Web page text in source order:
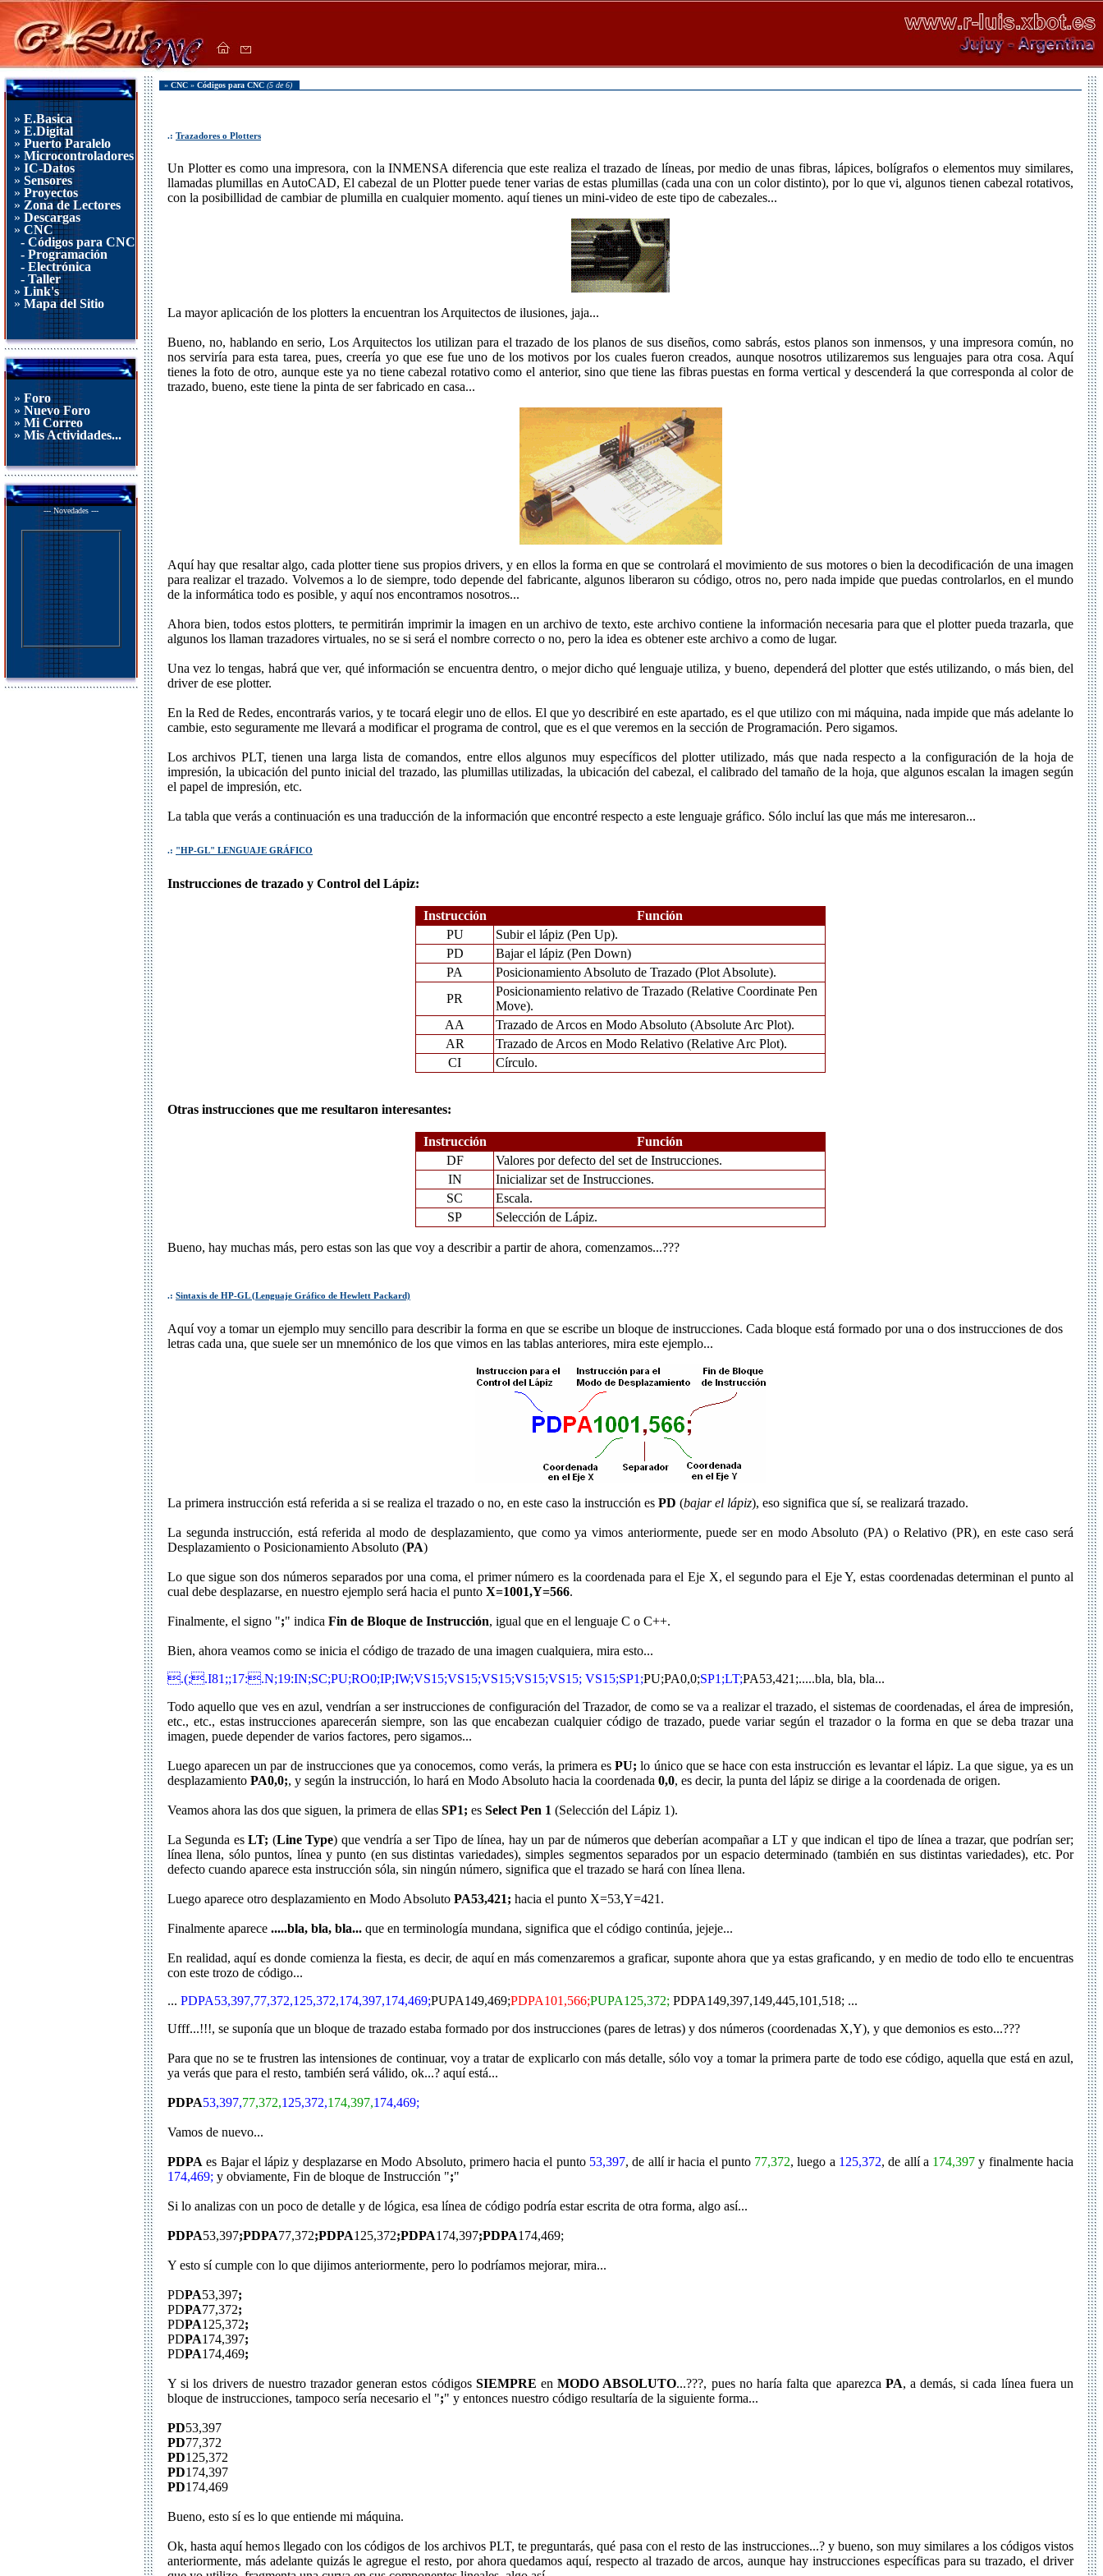
» E.Basica
» E.Digital
» Puerto Paralelo
» Microcontroladores
» IC-Datos
» Sensores
» Proyectos
» Zona de Lectores
» Descargas
» CNC
- Códigos para CNC
- Programación
- Electrónica
- Taller
» Link's
» Mapa del Sitio
» Foro
» Nuevo Foro
» Mi Correo
» Mis Actividades...
--- Novedades ---
» CNC » Códigos para CNC (5 de 6)
.: Trazadores o Plotters
Un Plotter es como una impresora, con la INMENSA diferencia que este realiza el trazado de líneas, por medio de unas fibras, lápices, bolígrafos o elementos muy similares,
llamadas plumillas en AutoCAD, El cabezal de un Plotter puede tener varias de estas plumillas (cada una con un color distinto), por lo que vi, algunos tienen cabezal rotativos,
con la posibillidad de cambiar de plumilla en cualquier momento. aquí tienes un mini-video de este tipo de cabezales...
La mayor aplicación de los plotters la encuentran los Arquitectos de ilusiones, jaja...
Bueno, no, hablando en serio, Los Arquitectos los utilizan para el trazado de los planos de sus diseños, como sabrás, estos planos son inmensos, y una impresora común, no
nos serviría para esta tarea, pues, creería yo que ese fue uno de los motivos por los cuales fueron creados, aunque nosotros utilizaremos sus lenguajes para otra cosa. Aquí
tienes la foto de otro, aunque este ya no tiene cabezal rotativo como el anterior, sino que tiene las fibras puestas en forma vertical y descenderá la que corresponda al color de
trazado, bueno, este tiene la pinta de ser fabricado en casa...
Aquí hay que resaltar algo, cada plotter tiene sus propios drivers, y en ellos la forma en que se controlará el movimiento de sus motores o bien la decodificación de una imagen
para realizar el trazado. Volvemos a lo de siempre, todo depende del fabricante, algunos liberaron su código, otros no, pero nada impide que puedas controlarlos, en el mundo
de la informática todo es posible, y aquí nos encontramos nosotros...
Ahora bien, todos estos plotters, te permitirán imprimir la imagen en un archivo de texto, este archivo contiene la información necesaria para que el plotter pueda trazarla, que
algunos los llaman trazadores virtuales, no se si será el nombre correcto o no, pero la idea es obtener este archivo a como de lugar.
Una vez lo tengas, habrá que ver, qué información se encuentra dentro, o mejor dicho qué lenguaje utiliza, y bueno, dependerá del plotter que estés utilizando, o más bien, del
driver de ese plotter.
En la Red de Redes, encontrarás varios, y te tocará elegir uno de ellos. El que yo describiré en este apartado, es el que utilizo con mi máquina, nada impide que más adelante lo
cambie, esto seguramente me llevará a modificar el programa de control, que es el que veremos en la sección de Programación. Pero sigamos.
Los archivos PLT, tienen una larga lista de comandos, entre ellos algunos muy específicos del plotter utilizado, más que nada respecto a la configuración de la hoja de
impresión, la ubicación del punto inicial del trazado, las plumillas utilizadas, la ubicación del cabezal, el calibrado del tamaño de la hoja, que algunos escalan la imagen según
el papel de impresión, etc.
La tabla que verás a continuación es una traducción de la información que encontré respecto a este lenguaje gráfico. Sólo incluí las que más me interesaron...
.: "HP-GL" LENGUAJE GRÁFICO
Instrucciones de trazado y Control del Lápiz:
Instrucción
Función
PU
Subir el lápiz (Pen Up).
PD
Bajar el lápiz (Pen Down)
PA
Posicionamiento Absoluto de Trazado (Plot Absolute).
PR
Posicionamiento relativo de Trazado (Relative Coordinate Pen
Move).
AA
Trazado de Arcos en Modo Absoluto (Absolute Arc Plot).
AR
Trazado de Arcos en Modo Relativo (Relative Arc Plot).
CI
Círculo.
Otras instrucciones que me resultaron interesantes:
Instrucción
Función
DF
Valores por defecto del set de Instrucciones.
IN
Inicializar set de Instrucciones.
SC
Escala.
SP
Selección de Lápiz.
Bueno, hay muchas más, pero estas son las que voy a describir a partir de ahora, comenzamos...???
.: Sintaxis de HP-GL (Lenguaje Gráfico de Hewlett Packard)
Aquí voy a tomar un ejemplo muy sencillo para describir la forma en que se escribe un bloque de instrucciones. Cada bloque está formado por una o dos instrucciones de dos
letras cada una, que suele ser un mnemónico de los que vimos en las tablas anteriores, mira este ejemplo...
La primera instrucción está referida a si se realiza el trazado o no, en este caso la instrucción es PD (bajar el lápiz), eso significa que sí, se realizará trazado.
La segunda instrucción, está referida al modo de desplazamiento, que como ya vimos anteriormente, puede ser en modo Absoluto (PA) o Relativo (PR), en este caso será
Desplazamiento o Posicionamiento Absoluto (PA)
Lo que sigue son dos números separados por una coma, el primer número es la coordenada para el Eje X, el segundo para el Eje Y, estas coordenadas determinan el punto al
cual debe desplazarse, en nuestro ejemplo será hacia el punto X=1001,Y=566.
Finalmente, el signo ";" indica Fin de Bloque de Instrucción, igual que en el lenguaje C o C++.
Bien, ahora veamos como se inicia el código de trazado de una imagen cualquiera, mira esto...
.(;.I81;;17:.N;19:IN;SC;PU;RO0;IP;IW;VS15;VS15;VS15;VS15;VS15; VS15;SP1;PU;PA0,0;SP1;LT;PA53,421;.....bla, bla, bla...
Todo aquello que ves en azul, vendrían a ser instrucciones de configuración del Trazador, de como se va a realizar el trazado, el sistemas de coordenadas, el área de impresión,
etc., etc., estas instrucciones aparecerán siempre, son las que encabezan cualquier código de trazado, puede variar según el trazador o la forma en que se deba trazar una
imagen, puede depender de varios factores, pero sigamos...
Luego aparecen un par de instrucciones que ya conocemos, como verás, la primera esPU; lo único que se hace con esta instrucción es levantar el lápiz. La que sigue, ya es un
desplazamiento PA0,0;, y según la instrucción, lo hará en Modo Absoluto hacia la coordenada 0,0, es decir, la punta del lápiz se dirige a la coordenada de origen.
Veamos ahora las dos que siguen, la primera de ellas SP1; es Select Pen 1 (Selección del Lápiz 1).
La Segunda esLT; (Line Type) que vendría a ser Tipo de línea, hay un par de números que deberían acompañar a LT y que indican el tipo de línea a trazar, que podrían ser;
línea llena, sólo puntos, línea y punto (en sus distintas variedades), simples segmentos separados por un espacio determinado (también en sus distintas variedades), etc. Por
defecto cuando aparece esta instrucción sóla, sin ningún número, significa que el trazado se hará con línea llena.
Luego aparece otro desplazamiento en Modo Absoluto PA53,421; hacia el punto X=53,Y=421.
Finalmente aparece .....bla, bla, bla... que en terminología mundana, significa que el código continúa, jejeje...
En realidad, aquí es donde comienza la fiesta, es decir, de aquí en más comenzaremos a graficar, suponte ahora que ya estas graficando, y en medio de todo ello te encuentras
con este trozo de código...
... PDPA53,397,77,372,125,372,174,397,174,469;PUPA149,469;PDPA101,566;PUPA125,372; PDPA149,397,149,445,101,518; ...
Ufff...!!!, se suponía que un bloque de trazado estaba formado por dos instrucciones (pares de letras) y dos números (coordenadas X,Y), y que demonios es esto...???
Para que no se te frustren las intensiones de continuar, voy a tratar de explicarlo con más detalle, sólo voy a tomar la primera parte de todo ese código, aquella que está en azul,
ya verás que para el resto, también será válido, ok...? aquí está...
PDPA53,397,77,372,125,372,174,397,174,469;
Vamos de nuevo...
PDPA es Bajar el lápiz y desplazarse en Modo Absoluto, primero hacia el punto 53,397, de allí ir hacia el punto 77,372, luego a 125,372, de allí a 174,397 y finalmente hacia
174,469; y obviamente, Fin de bloque de Instrucción ";"
Si lo analizas con un poco de detalle y de lógica, esa línea de código podría estar escrita de otra forma, algo así...
PDPA53,397;PDPA77,372;PDPA125,372;PDPA174,397;PDPA174,469;
Y esto sí cumple con lo que dijimos anteriormente, pero lo podríamos mejorar, mira...
PDPA53,397;
PDPA77,372;
PDPA125,372;
PDPA174,397;
PDPA174,469;
Y si los drivers de nuestro trazador generan estos códigos SIEMPRE enMODO ABSOLUTO...???, pues no haría falta que aparezca PA, a demás, si cada línea fuera un
bloque de instrucciones, tampoco sería necesario el ";" y entonces nuestro código resultaría de la siguiente forma...
PD53,397
PD77,372
PD125,372
PD174,397
PD174,469
Bueno, esto sí es lo que entiende mi máquina.
Ok, hasta aquí hemos llegado con los códigos de los archivos PLT, te preguntarás, qué pasa con el resto de las instrucciones...? y bueno, son muy similares a los códigos vistos
anteriormente, más adelante quizás le agregue el resto, por ahora quedamos aquí, respecto al trazado de arcos, aunque hay instrucciones específicas para su trazado, el driver